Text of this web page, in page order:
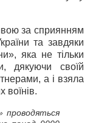
за сприянням
та завдяки
яка не тільки
дякуючи своїй
а і взяла
воїнів.
проводяться